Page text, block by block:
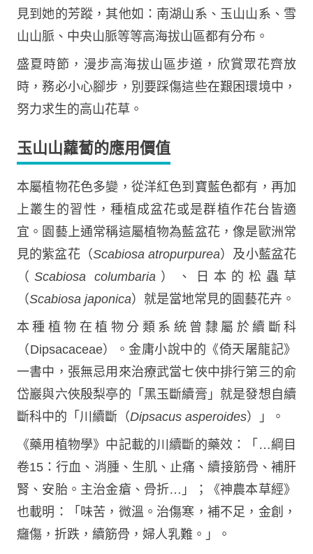
見到她的芳蹤，其他如：南湖山系、玉山山系、雪
山山脈、中央山脈等等高海拔山區都有分布。
盛夏時節，漫步高海拔山區步道，欣賞眾花齊放
時，務必小心腳步，別要踩傷這些在艱困環境中，
努力求生的高山花草。
玉山山蘿蔔的應用價值
本屬植物花色多變，從洋紅色到寶藍色都有，再加
上叢生的習性，種植成盆花或是群植作花台皆適
宜。園藝上通常稱這屬植物為藍盆花，像是歐洲常
見的紫盆花（Scabiosa atropurpurea）及小藍盆花
（Scabiosa columbaria ）、日本的松蟲草
（Scabiosa japonica）就是當地常見的園藝花卉。
本種植物在植物分類系統曾隸屬於續斷科
（Dipsacaceae）。金庸小說中的《倚天屠龍記》
一書中，張無忌用來治療武當七俠中排行第三的俞
岱巖與六俠殷梨亭的「黑玉斷續膏」就是發想自續
斷科中的「川續斷（Dipsacus asperoides）」。
《藥用植物學》中記載的川續斷的藥效：「…綱目
卷15：行血、消腫、生肌、止痛、續接筋骨、補肝
腎、安胎。主治金瘡、骨折…」；《神農本草經》
也載明：「味苦，微溫。治傷寒，補不足，金創，
癰傷，折跌，續筋骨，婦人乳難。」。